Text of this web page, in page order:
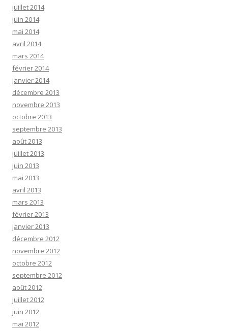
juillet 2014
juin 2014
mai 2014
avril 2014
mars 2014
février 2014
janvier 2014
décembre 2013
novembre 2013
octobre 2013
septembre 2013
août 2013
juillet 2013
juin 2013
mai 2013
avril 2013
mars 2013
février 2013
janvier 2013
décembre 2012
novembre 2012
octobre 2012
septembre 2012
août 2012
juillet 2012
juin 2012
mai 2012